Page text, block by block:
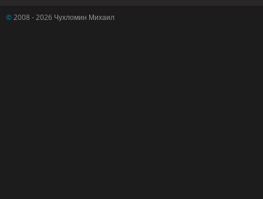
© 2008 - 2026 Чухломин Михаил